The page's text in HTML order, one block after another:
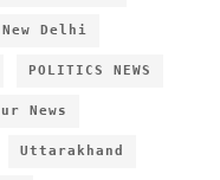
New Delhi
POLITICS NEWS
News
Uttarakhand